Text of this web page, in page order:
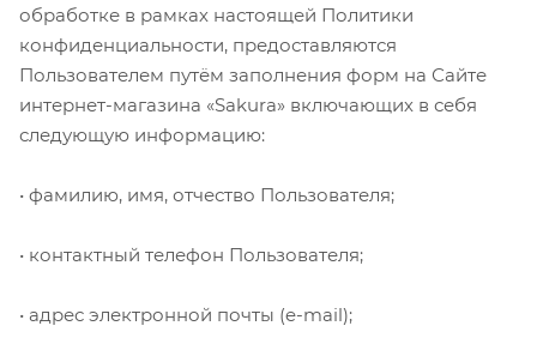
обработке в рамках настоящей Политики
конфиденциальности, предоставляются
Пользователем путём заполнения форм на Сайте
интернет-магазина «Sakura» включающих в себя
следующую информацию:
• фамилию, имя, отчество Пользователя;
• контактный телефон Пользователя;
• адрес электронной почты (e-mail);